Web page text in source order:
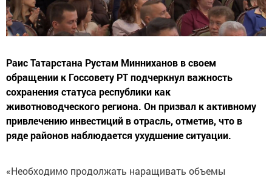
Раис Татарстана Рустам Минниханов в своем
обращении к Госсовету РТ подчеркнул важность
сохранения статуса республики как
животноводческого региона. Он призвал к активному
привлечению инвестиций в отрасль, отметив, что в
ряде районов наблюдается ухудшение ситуации.
«Необходимо продолжать наращивать объемы